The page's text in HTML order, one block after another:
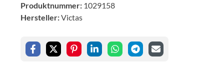
Produktnummer: 1029158
Hersteller:Victas